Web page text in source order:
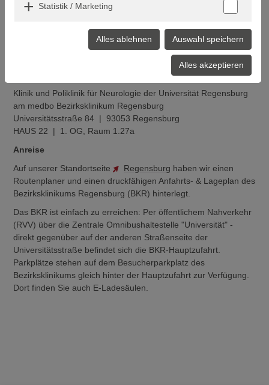
Geschäftsführender Oberarzt
Regensburg am medbo Bezirksklinikum Regensburg
+49 (0) 941/941-3006
Klinik und Poliklinik für Neurologie der Universität Regensburg
am medbo Bezirksklinikum Regensburg
Universitätsstraße 84 | 93053 Regensburg
HAUS 22 | 1. OG, Raum 1.27a
Anreise
Auf unserer Standortseite
Regensburg haben wir einen
Routenplaner und einen druckfähigen Anfahrts- & Lageplan des
Bezirksklinikums Regensburg (BKR) hinterlegt.
Das BKR ist einfach zu erreichen: Per öffentlichem Nahverkehr
(RVV) über die Zentrale Omnibushaltestelle "Universität" -
direkt gegenüber auf der anderen Straßenseite der
Universitätsstraße befindet sich die BKR-Hauptzufahrt.
Parkplätze stehen auf dem Besucherparkplatz des
Bezirksklinikums gleich hinter der Hauptzufahrt zur Verfügung.
Dort finden Sie auch E-Ladesäulen.
Statistik / Marketing
Alles ablehnen Auswahl speichern
Alles akzeptieren